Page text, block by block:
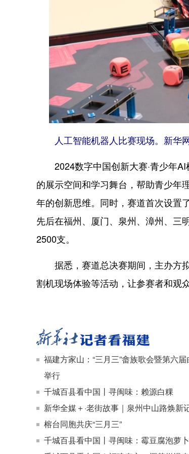
人工智能机器人比赛现场。新华
2024数字中国创新大赛·青少年AI
的展示空间和学习舞台，帮助青少年
年的创新思维。同时，赛道首次设置
先后在福州、厦门、泉州、漳州、三
2500支。
据悉，赛道总决赛期间，主办方拟
割机现场体验等活动，让参赛者和观
福建方家山：“三月三”畲族歌会暨第六
举行
千城百县看中国丨寻闽味：赖源白粿
新华全媒＋·老街故事｜泉州中山路焕新
榕台同胞共庆“三月三”
千城百县看中国丨寻闽味：霉豆腐泡萝